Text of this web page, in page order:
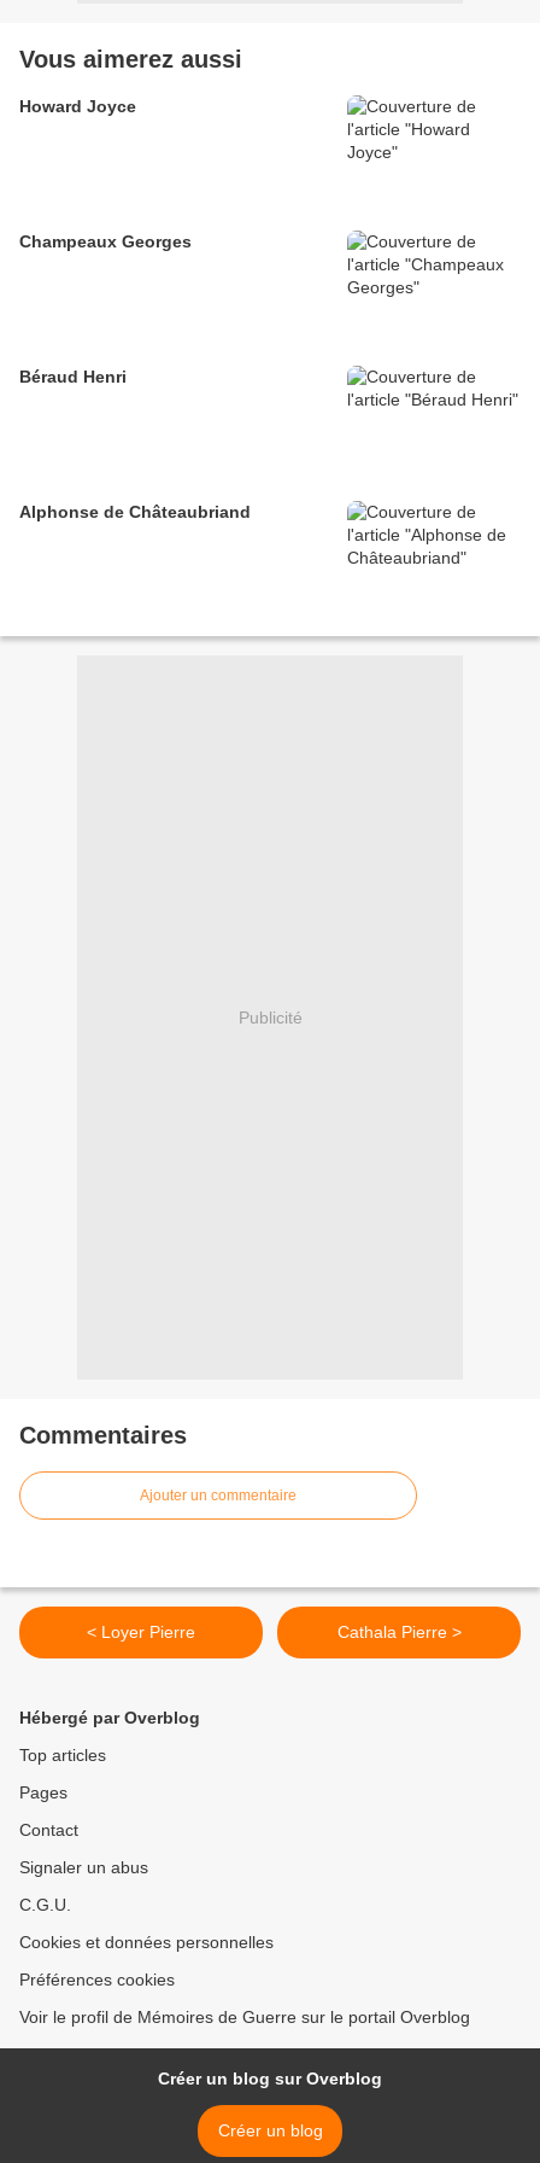
Vous aimerez aussi
Howard Joyce
Champeaux Georges
Béraud Henri
Alphonse de Châteaubriand
Publicité
Commentaires
Ajouter un commentaire
< Loyer Pierre Cathala Pierre >
Hébergé par Overblog
Top articles
Pages
Contact
Signaler un abus
C.G.U.
Cookies et données personnelles
Préférences cookies
Voir le profil de Mémoires de Guerre sur le portail Overblog
Créer un blog sur Overblog
Créer un blog